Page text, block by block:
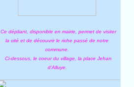
Ce dépliant, disponible en mairie, permet de visiter
la cité et de découvrir le riche passé de notre
commune.
Ci-dessous, le coeur du village, la place Jehan
d'Alluye.